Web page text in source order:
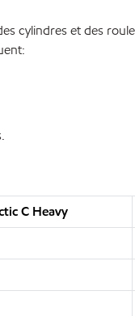
cylindres et des
C Heavy